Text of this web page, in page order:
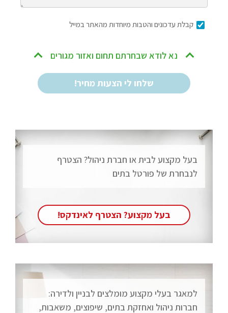
קבלת עדכונים והטבות מיוחדות מהאתר במייל
נא לודא שבחרתם תחום ואזור מגורים
למאגר בעלי מקצוע מומלצים לבניין ולדירה:
חברות ניהול ואחזקת בתים, שיפוצים, משאבות,
בעל מקצוע לבית או חברת ניהול? הצטרף
לנבחרת של פורטל בתים
בעל מקצוע? הצטרף לאינדקס!